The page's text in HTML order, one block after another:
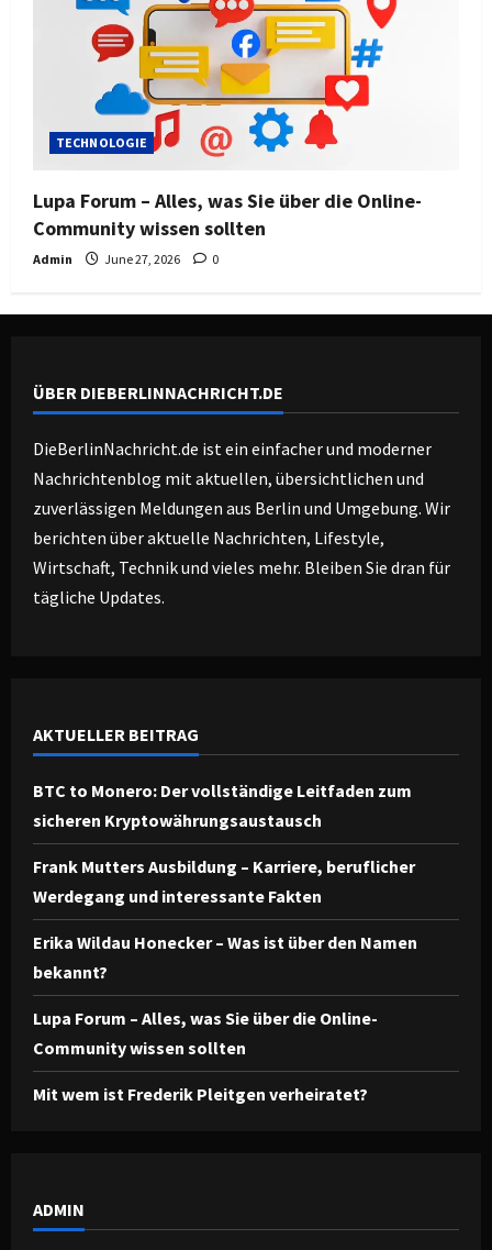
TECHNOLOGIE
Lupa Forum – Alles, was Sie über die Online-
Community wissen sollten
Admin June 27, 2026 0
ÜBER DIEBERLINNACHRICHT.DE
DieBerlinNachricht.de ist ein einfacher und moderner
Nachrichtenblog mit aktuellen, übersichtlichen und
zuverlässigen Meldungen aus Berlin und Umgebung. Wir
berichten über aktuelle Nachrichten, Lifestyle,
Wirtschaft, Technik und vieles mehr. Bleiben Sie dran für
tägliche Updates.
AKTUELLER BEITRAG
BTC to Monero: Der vollständige Leitfaden zum
sicheren Kryptowährungsaustausch
Frank Mutters Ausbildung – Karriere, beruflicher
Werdegang und interessante Fakten
Erika Wildau Honecker – Was ist über den Namen
bekannt?
Lupa Forum – Alles, was Sie über die Online-
Community wissen sollten
Mit wem ist Frederik Pleitgen verheiratet?
ADMIN